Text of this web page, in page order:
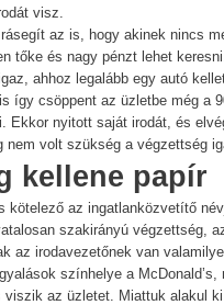
visz.
az is, hogy akinek nincs
tőke és nagy pénzt lehet
ahhoz legalább egy autó
így csöppent az üzletbe még a
Ekkor nyitott saját irodát, és
nem volt szükség a végzettség
kellene papír
kötelező az ingatlanközvetítő
szakirányú végzettség,
az irodavezetőnek van
színhelye a
viszik az üzletet. Miattuk alakul